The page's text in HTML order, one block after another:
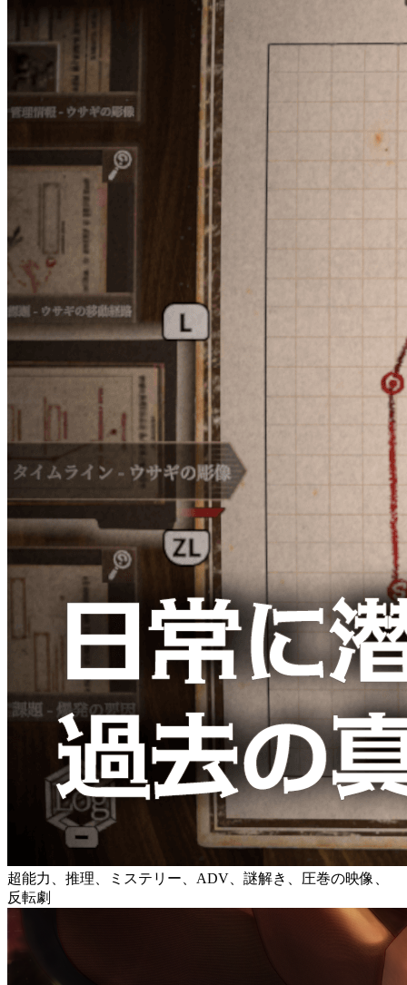
超能力、推理、ミステリー、ADV、謎解き、圧巻の映像、
反転劇